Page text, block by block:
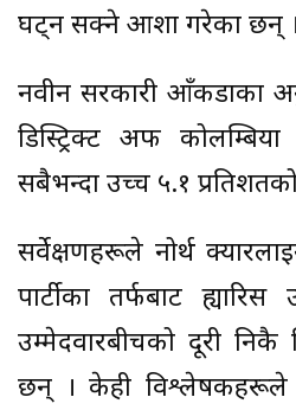
घट्न सक्ने आशा गरेका छन् ।
नवीन सरकारी आँकडाका
डिस्ट्रिक्ट अफ
सबैभन्दा उच्च ५.१
सर्वेक्षणहरूले नोर्थ
पार्टीका तर्फबाट
उम्मेदवारबीचको दूरी
छन् । केही विश्लेषकहरूले